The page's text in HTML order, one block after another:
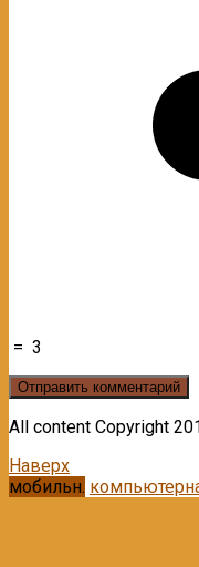
= 3
All content Copyright
Наверх
мобильн.